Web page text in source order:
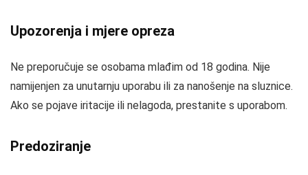
Upozorenja i mjere opreza
Ne preporučuje se osobama mlađim od 18 godina. Nije
namijenjen za unutarnju uporabu ili za nanošenje na sluznice.
Ako se pojave iritacije ili nelagoda, prestanite s uporabom.
Predoziranje